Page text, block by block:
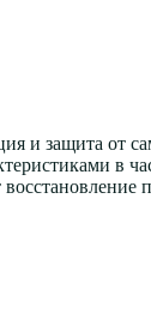
и защита от
в